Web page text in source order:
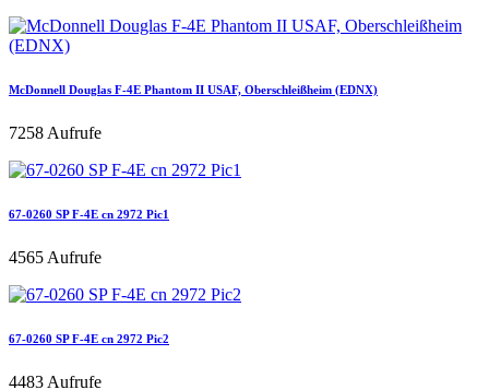
McDonnell Douglas F-4E Phantom II USAF, Oberschleißheim (EDNX)
7258 Aufrufe
67-0260 SP F-4E cn 2972 Pic1
4565 Aufrufe
67-0260 SP F-4E cn 2972 Pic2
4483 Aufrufe